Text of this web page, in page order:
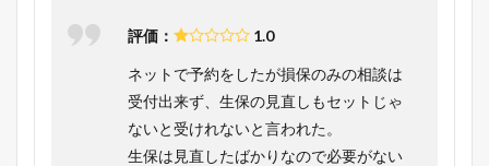
評価： 1.0
ネットで予約をしたが損保のみの相談は
受付出来ず、生保の見直しもセットじゃ
ないと受けれないと言われた。
生保は見直したばかりなので必要がない